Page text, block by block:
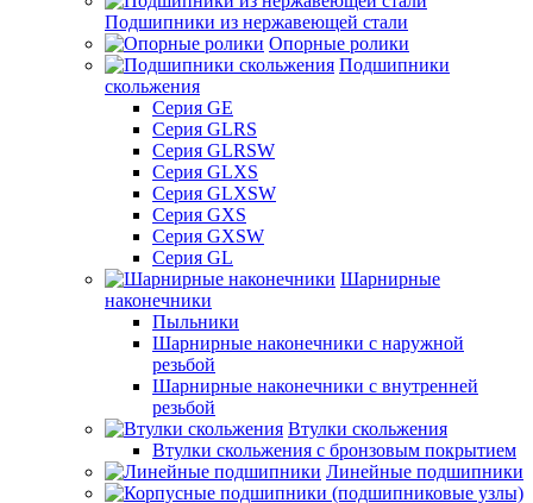
Подшипники из нержавеющей стали
Опорные ролики
Подшипники
скольжения
Серия GE
Серия GLRS
Серия GLRSW
Серия GLXS
Серия GLXSW
Серия GXS
Серия GXSW
Серия GL
Шарнирные
наконечники
Пыльники
Шарнирные наконечники с наружной
резьбой
Шарнирные наконечники с внутренней
резьбой
Втулки скольжения
Втулки скольжения с бронзовым покрытием
Линейные подшипники